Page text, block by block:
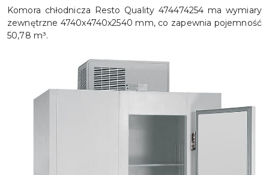
Komora chłodnicza Resto Quality 474474254 ma wymiary
zewnętrzne 4740x4740x2540 mm, co zapewnia pojemność
50,78 m³.